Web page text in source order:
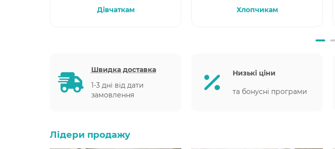
Дівчаткам Хлопчикам
Швидка доставка
1-3 дні від дати
замовлення
Низькі ціни
та бонусні програми
Лідери продажу